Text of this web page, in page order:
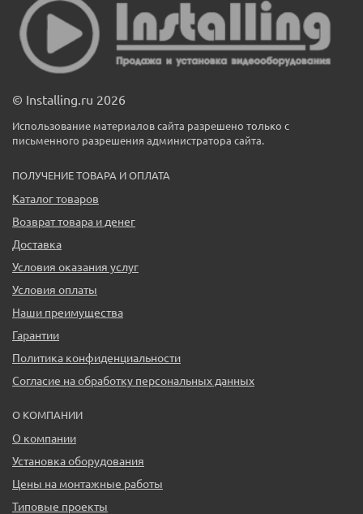
© Installing.ru 2026
Использование материалов сайта разрешено только с
письменного разрешения администратора сайта.
ПОЛУЧЕНИЕ ТОВАРА И ОПЛАТА
Каталог товаров
Возврат товара и денег
Доставка
Условия оказания услуг
Условия оплаты
Наши преимущества
Гарантии
Политика конфиденциальности
Согласие на обработку персональных данных
О КОМПАНИИ
О компании
Установка оборудования
Цены на монтажные работы
Типовые проекты